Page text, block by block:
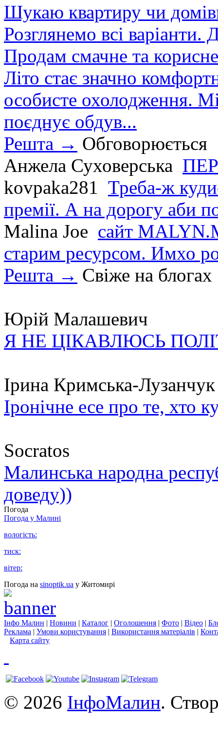
Шукаю квартиру чи
Розглянемо всі варіанти.
Продам смачне та
Літо стає значно
особисте охолодження.
поєднує обдув...
Решта → Обговорюється
Анжела Суховерська
kovpaka281 Треба-ж
премії. А на дорогу аби
Malina Joe сайт
старим ресурсом. Имхо
Решта → Свіже на блогах
Юрій Малашевич
Я НЕ ЦІКАВЛЮСЬ
Ірина Кримська-Лузанчук
Іронічне есе про те, хто
Socratos
Малинська народна
доведу))
Погода
Погода у Малині
вологість:
тиск:
вітер:
Погода на sinoptik.ua у Житомирі
Інфо Малин | Новини | Каталог | Оголошення | Фото | Відео |
Реклама | Умови користування | Використання матеріалів |
Карта сайту
© 2026 ІнфоМалин.